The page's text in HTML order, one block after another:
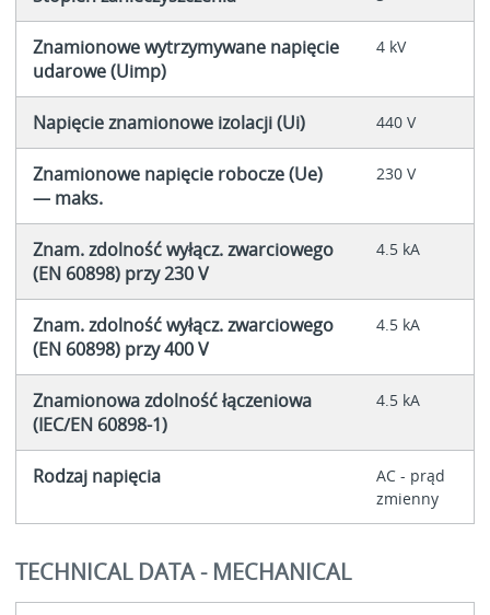
Znamionowe wytrzymywane napięcie
udarowe (Uimp)
4 kV
Napięcie znamionowe izolacji (Ui) 440 V
Znamionowe napięcie robocze (Ue)
— maks.
230 V
Znam. zdolność wyłącz. zwarciowego
(EN 60898) przy 230 V
4.5 kA
Znam. zdolność wyłącz. zwarciowego
(EN 60898) przy 400 V
4.5 kA
Znamionowa zdolność łączeniowa
(IEC/EN 60898-1)
4.5 kA
Rodzaj napięcia
AC - prąd
zmienny
TECHNICAL DATA - MECHANICAL